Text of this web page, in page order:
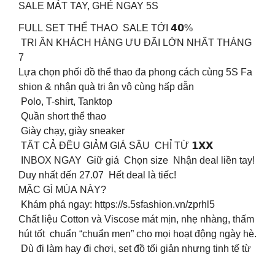
SALE MÁT TAY, GHÉ NGAY 5S
FULL SET THỂ THAO SALE TỚI 𝟰𝟬% ️
TRI ÂN KHÁCH HÀNG ƯU ĐÃI LỚN NHẤT THÁNG
7
Lựa chọn phối đồ thể thao đa phong cách cùng 5S Fa
shion & nhận quà tri ân vô cùng hấp dẫn
️ Polo, T-shirt, Tanktop
️ Quần short thể thao
️ Giày chạy, giày sneaker
TẤT CẢ ĐỀU GIẢM GIÁ SÂU CHỈ TỪ 𝟭𝗫𝗫
INBOX NGAY Giữ giá Chọn size Nhận deal liền tay!
Duy nhất đến 27.07 Hết deal là tiếc!
MẶC GÌ MÙA NÀY? ️
Khám phá ngay: https://s.5sfashion.vn/zprhl5
Chất liệu Cotton và Viscose mát mịn, nhẹ nhàng, thấm
hút tốt chuẩn “chuẩn men” cho mọi hoạt động ngày hè.
Dù đi làm hay đi chơi, set đồ tối giản nhưng tinh tế từ